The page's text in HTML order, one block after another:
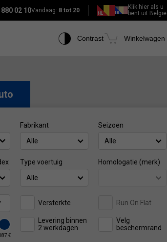
880 02 10Vandaag: 8 tot 20
Klik hier als u
bent uit België
Contrast Winkelwagen
Fabrikant
Alle
Seizoen
Alle
Type voertuig
Alle
Homologatie (merk)
€
Versterkte Run On Flat
Levering binnen
2 werkdagen
Velg
beschermrand